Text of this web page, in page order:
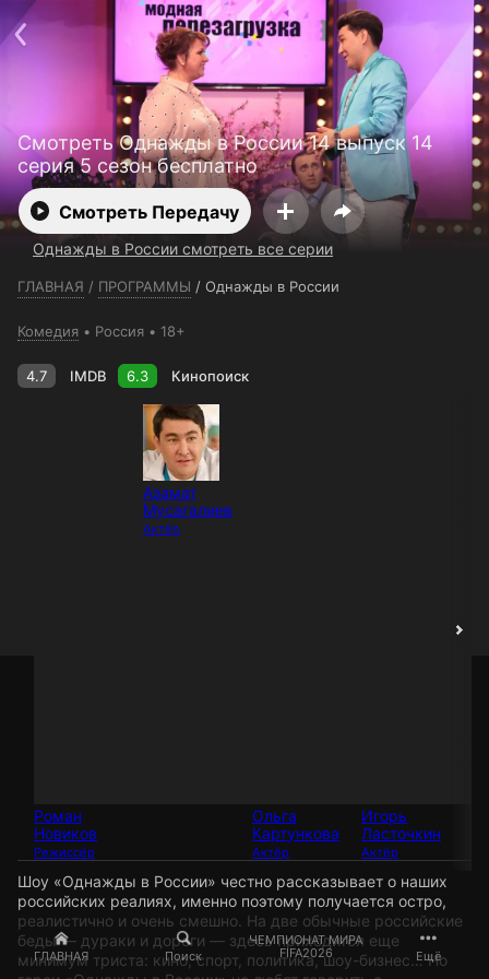
ГЛАВНАЯ Поиск
ЧЕМПИОНАТ МИРА
FIFA2026
Ещё
Смотреть Однажды в России 14 выпуск 14
серия 5 сезон бесплатно
Смотреть Передачу
Однажды в России смотреть все серии
ГЛАВНАЯ / ПРОГРАММЫ / Однажды в России
Комедия Россия 18+
4.7 IMDB 6.3 Кинопоиск
Роман
Новиков
Режиссёр
Азамат
Мусагалиев
Актёр
Ольга
Картункова
Актёр
Игорь
Ласточкин
Актёр
Шоу «Однажды в России» честно рассказывает о наших
российских реалиях, именно поэтому получается остро,
реалистично и очень смешно. На две обычные российские
беды — дураки и дороги — здесь приходится еще
минимум триста: кино, спорт, политика, шоу-бизнес… Но
Телефон поддержки: +7 (727) 323 10 92
Пользовательское соглашение
Политика конфиденциальности
Открыть приложение
Ввести промокод